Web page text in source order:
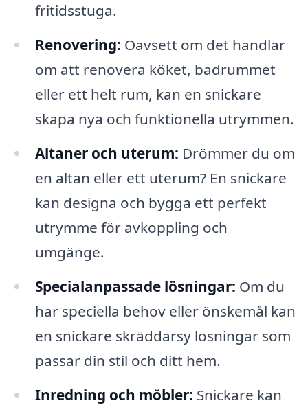
fritidsstuga.
Renovering: Oavsett om det handlar
om att renovera köket, badrummet
eller ett helt rum, kan en snickare
skapa nya och funktionella utrymmen.
Altaner och uterum: Drömmer du om
en altan eller ett uterum? En snickare
kan designa och bygga ett perfekt
utrymme för avkoppling och
umgänge.
Specialanpassade lösningar: Om du
har speciella behov eller önskemål kan
en snickare skräddarsy lösningar som
passar din stil och ditt hem.
Inredning och möbler: Snickare kan